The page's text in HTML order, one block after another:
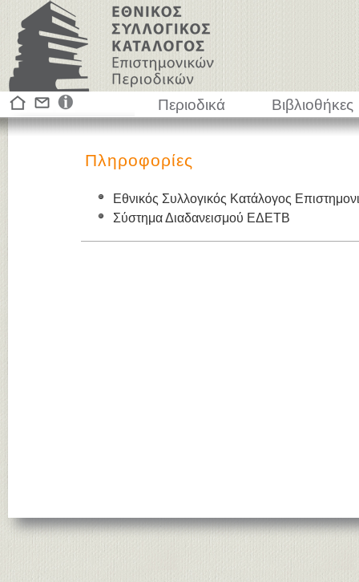
Περιοδικά Βιβλιοθήκες
Πληροφορίες
Εθνικός Συλλογικός Κατάλογος
Σύστημα Διαδανεισμού ΕΔΕΤΒ